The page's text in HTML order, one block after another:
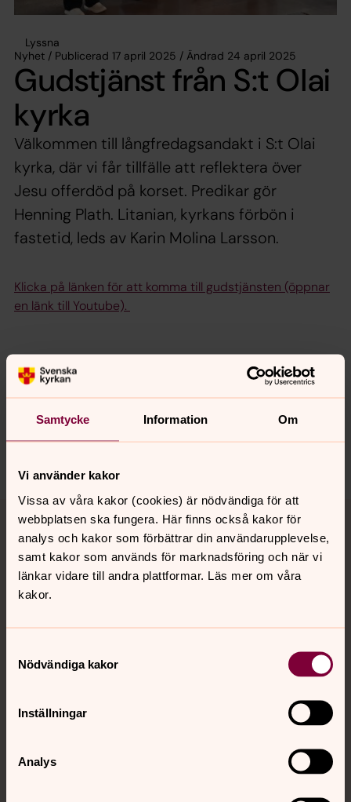
Samtycke Information Om
Vi använder kakor
Vissa av våra kakor (cookies) är nödvändiga för att
webbplatsen ska fungera. Här finns också kakor för
analys och kakor som förbättrar din användarupplevelse,
samt kakor som används för marknadsföring och när vi
länkar vidare till andra plattformar. Läs mer om våra
kakor.
Nödvändiga kakor
Inställningar
Analys
Lyssna
Nyhet / Publicerad 17 april 2025 / Ändrad 24 april 2025
Gudstjänst från S:t Olai
kyrka
Välkommen till långfredagsandakt i S:t Olai
kyrka, där vi får tillfälle att reflektera över
Jesu offerdöd på korset. Predikar gör
Henning Plath. Litanian, kyrkans förbön i
fastetid, leds av Karin Molina Larsson.
Klicka på länken för att komma till gudstjänsten (öppnar
en länk till Youtube).
Synpunkter eller frågor på sidans
innehåll?
norrkoping@svenskakyrkan.se
Tillbaka till toppen
Tillbaka till innehållet
Kontakt
Sociala kanaler